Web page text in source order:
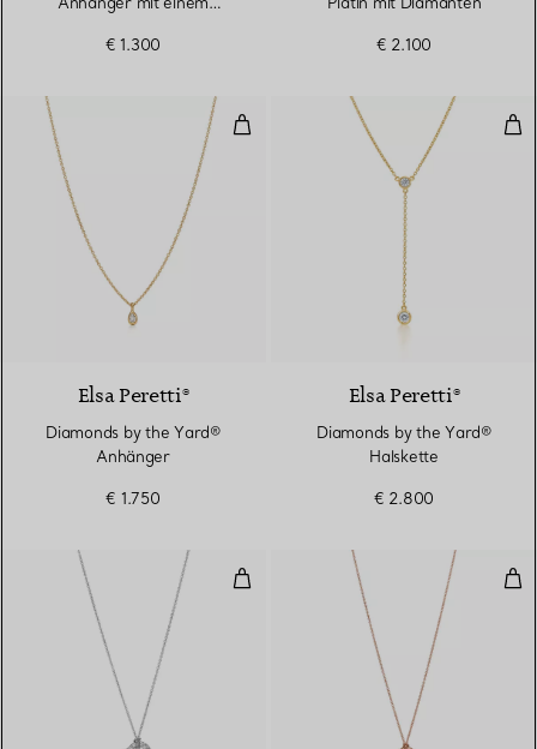
€ 1.300
€ 2.100
Diamonds by the Yard®
2 Materialien
Elsa Peretti®
Diamonds by the Yard®
Anhänger
€ 1.750
Elsa Peretti®
Diamonds by the Yard®
Halskette
€ 2.800
Open Heart Anhänger